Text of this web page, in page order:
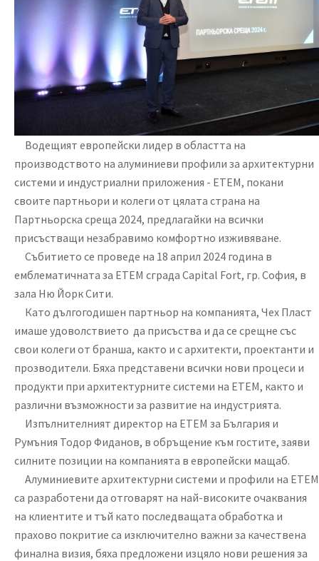
Водещият европейски лидер в областта на
производството на алуминиеви профили за архитектурни
системи и индустриални приложения - ETEM, покани
своите партньори и колеги от цялата страна на
Партньорска среща 2024, предлагайки на всички
присъстващи незабравимо комфортно изживяване.
Събитието се проведе на 18 април 2024 година в
емблематичната за ЕТЕМ сграда Capital Fort, гр. София, в
зала Ню Йорк Сити.
Като дългогодишен партньор на компанията, Чех Пласт
имаше удоволствието да присъства и да се срещне със
свои колеги от бранша, както и с архитекти, проектанти и
прозводители. Бяха представени всички нови процеси и
продукти при архитектурните системи на ЕТЕМ, както и
различни възможности за развитие на индустрията.
Изпълнителният директор на ЕТЕМ за България и
Румъния Тодор Фиданов, в обръщение към гостите, заяви
силните позиции на компанията в европейски мащаб.
Алуминиевите архитектурни системи и профили на ЕТЕМ
са разработени да отговарят на най-високите очаквания
на клиентите и тъй като последващата обработка и
прахово покритие са изключително важни за качествена
финална визия, бяха предложени изцяло нови решения за